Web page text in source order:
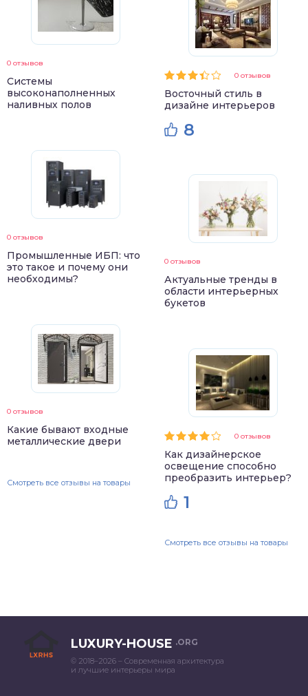
0 отзывов
Системы
высоконаполненных
наливных полов
0 отзывов
Промышленные ИБП: что
это такое и почему они
необходимы?
0 отзывов
Какие бывают входные
металлические двери
Смотреть все отзывы на товары
0 отзывов
Восточный стиль в
дизайне интерьеров
8
0 отзывов
Актуальные тренды в
области интерьерных
букетов
0 отзывов
Как дизайнерское
освещение способно
преобразить интерьер?
1
Смотреть все отзывы на товары
LUXURY-HOUSE .ORG
© 2018–2026 – Современная архитектура
и лучшие интерьеры мира